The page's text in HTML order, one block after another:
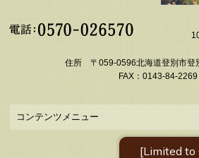
住所 〒059-0596北海道登別市登
FAX：0143-84-2269
コンテンツメニュー